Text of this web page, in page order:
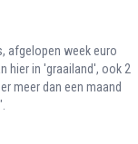
afgelopen week euro
hier in 'graailand', ook 2
meer dan een maand